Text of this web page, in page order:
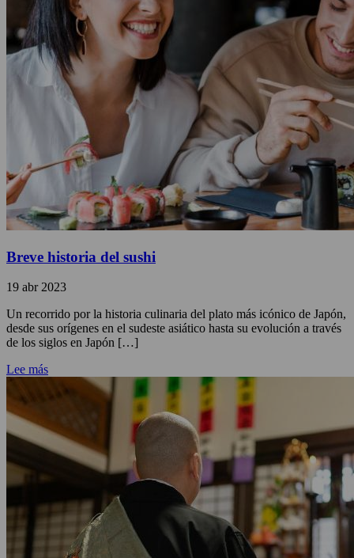
Breve historia del sushi
19 abr 2023
Un recorrido por la historia culinaria del plato más icónico de Japón,
desde sus orígenes en el sudeste asiático hasta su evolución a través
de los siglos en Japón […]
Lee más